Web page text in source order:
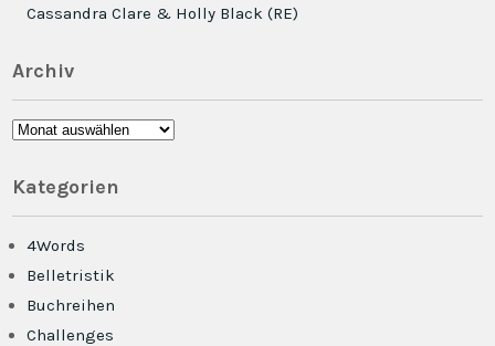
Cassandra Clare & Holly Black (RE)
Archiv
Archiv
Kategorien
4Words
Belletristik
Buchreihen
Challenges